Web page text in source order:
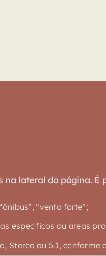
lateral da página. É
“vento forte”;
específicos ou áreas
Stereo ou 5.1, conforme